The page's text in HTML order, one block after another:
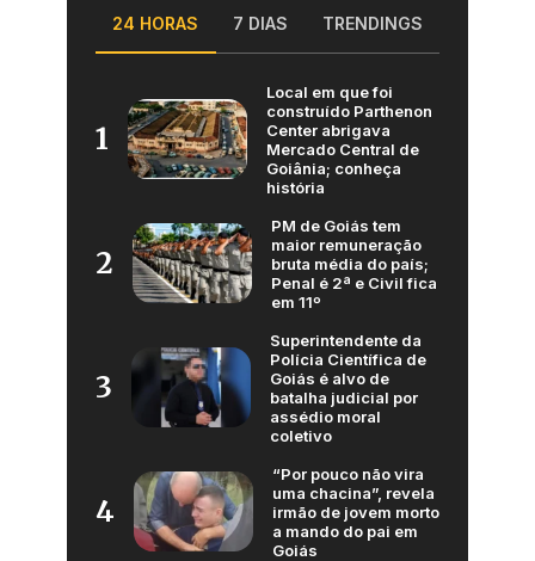
24 HORAS 7 DIAS TRENDINGS
1
Local em que foi
construído Parthenon
Center abrigava
Mercado Central de
Goiânia; conheça
história
2
PM de Goiás tem
maior remuneração
bruta média do país;
Penal é 2ª e Civil fica
em 11º
3
Superintendente da
Polícia Científica de
Goiás é alvo de
batalha judicial por
assédio moral
coletivo
4
“Por pouco não vira
uma chacina”, revela
irmão de jovem morto
a mando do pai em
Goiás